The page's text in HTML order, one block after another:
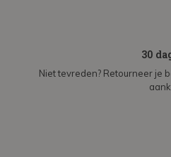
30
Niet tevreden? Retourneer je